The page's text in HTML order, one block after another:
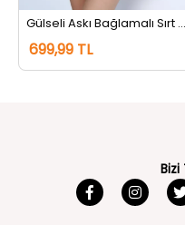
Gülseli Askı Bağlamalı Sırt Fermuarlı Puantiyeli Bluz Kremsiyahlı
699,99 TL
Bizi